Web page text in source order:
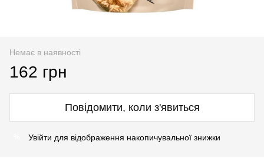
Немає в наявності
162 грн
Повідомити, коли з'явиться
Увійти для відображення накопичувальної знижки